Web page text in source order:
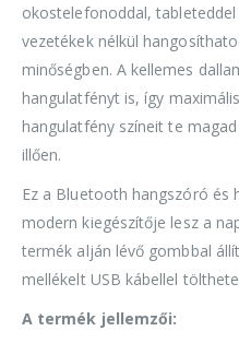
okostelefonoddal,
vezetékek nélkül
minőségben. A kellemes
hangulatfényt is, így
hangulatfény színeit te
illően.
Ez a Bluetooth hangszóró és
modern kiegészítője lesz a
termék alján lévő gombbal
mellékelt USB kábellel
A termék jellemzői: